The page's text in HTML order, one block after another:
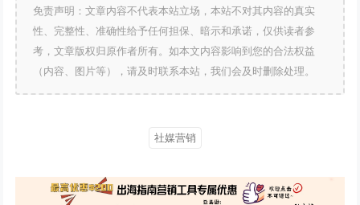
免责声明：文章内容不代表本站立场，本站不对其内容的真实
性、完整性、准确性给予任何担保、暗示和承诺，仅供读者参
考，文章版权归原作者所有。如本文内容影响到您的合法权益
（内容、图片等），请及时联系本站，我们会及时删除处理。
社媒营销